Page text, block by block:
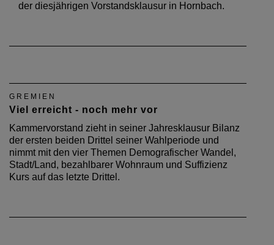
der diesjährigen Vorstandsklausur in Hornbach.
GREMIEN
Viel erreicht - noch mehr vor
Kammervorstand zieht in seiner Jahresklausur Bilanz
der ersten beiden Drittel seiner Wahlperiode und
nimmt mit den vier Themen Demografischer Wandel,
Stadt/Land, bezahlbarer Wohnraum und Suffizienz
Kurs auf das letzte Drittel.